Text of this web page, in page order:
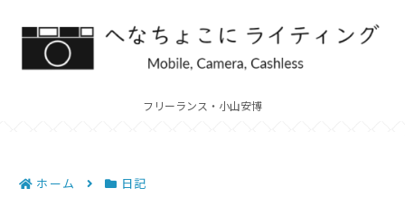
フリーランス・小山安博
ホーム 日記